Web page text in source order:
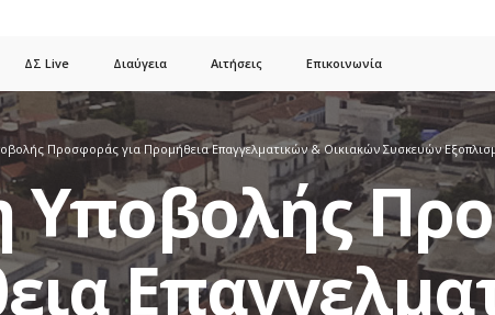
ΔΣ Live Διαύγεια Αιτήσεις Επικοινωνία
Προσφοράς για Προμήθεια Επαγγελματικών & Οικιακών Συσκευών
Υποβολής